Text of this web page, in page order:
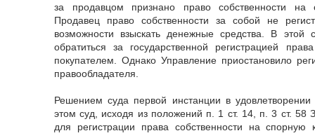
за продавцом признано право собственности на
Продавец право собственности за собой не
возможности взыскать денежные средства. В этой
обратиться за государственной регистрацией
покупателем. Однако Управление приостановило
правообладателя.
Решением суда первой инстанции в
этом суд, исходя из положений п. 1 ст. 14, п. 3 ст. 58
для регистрации права собственности на спорную